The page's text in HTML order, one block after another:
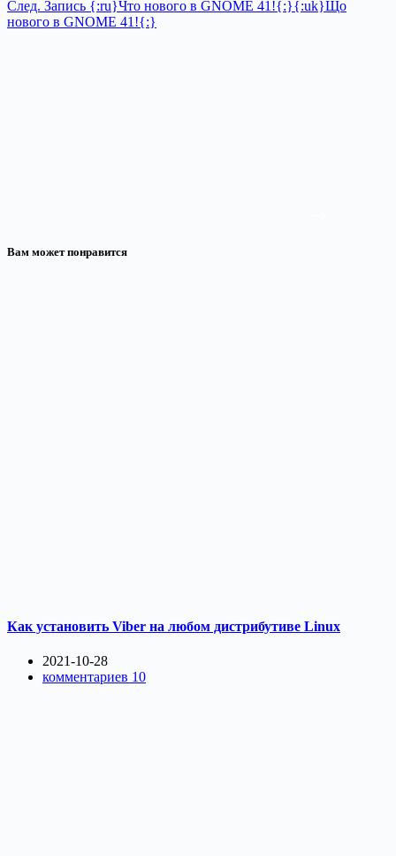
След. Запись {:ru}Что нового в GNOME 41!{:}{:uk}Що
нового в GNOME 41!{:}
Вам может понравится
Как установить Viber на любом дистрибутиве Linux
2021-10-28
комментариев 10